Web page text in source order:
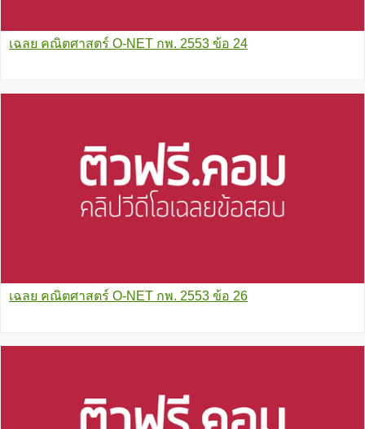
เฉลย คณิตศาสตร์ O-NET กพ. 2553 ข้อ 24
เฉลย คณิตศาสตร์ O-NET กพ. 2553 ข้อ 26